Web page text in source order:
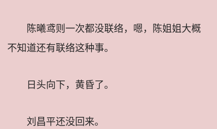
陈曦鸢则一次都没联络，嗯，陈姐姐大概
不知道还有联络这种事。
日头向下，黄昏了。
刘昌平还没回来。